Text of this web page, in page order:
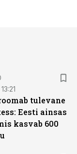
tulevane
Eesti ainsas
kasvab 600